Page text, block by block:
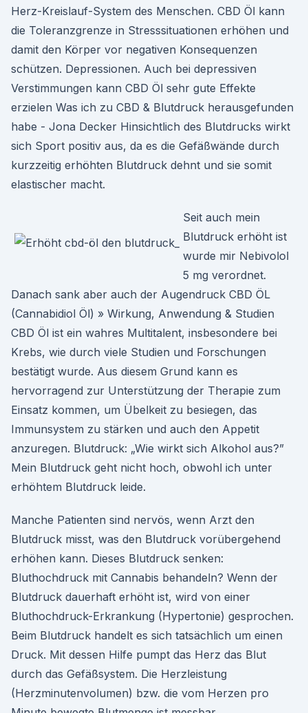
Herz-Kreislauf-System des Menschen. CBD Öl kann
die Toleranzgrenze in Stresssituationen erhöhen und
damit den Körper vor negativen Konsequenzen
schützen. Depressionen. Auch bei depressiven
Verstimmungen kann CBD Öl sehr gute Effekte
erzielen Was ich zu CBD & Blutdruck herausgefunden
habe - Jona Decker Hinsichtlich des Blutdrucks wirkt
sich Sport positiv aus, da es die Gefäßwände durch
kurzzeitig erhöhten Blutdruck dehnt und sie somit
elastischer macht.
Seit auch mein
Blutdruck erhöht ist
wurde mir Nebivolol
5 mg verordnet.
Danach sank aber auch der Augendruck CBD ÖL
(Cannabidiol Öl) » Wirkung, Anwendung & Studien
CBD Öl ist ein wahres Multitalent, insbesondere bei
Krebs, wie durch viele Studien und Forschungen
bestätigt wurde. Aus diesem Grund kann es
hervorragend zur Unterstützung der Therapie zum
Einsatz kommen, um Übelkeit zu besiegen, das
Immunsystem zu stärken und auch den Appetit
anzuregen. Blutdruck: „Wie wirkt sich Alkohol aus?”
Mein Blutdruck geht nicht hoch, obwohl ich unter
erhöhtem Blutdruck leide.
Manche Patienten sind nervös, wenn Arzt den
Blutdruck misst, was den Blutdruck vorübergehend
erhöhen kann. Dieses Blutdruck senken:
Bluthochdruck mit Cannabis behandeln? Wenn der
Blutdruck dauerhaft erhöht ist, wird von einer
Bluthochdruck-Erkrankung (Hypertonie) gesprochen.
Beim Blutdruck handelt es sich tatsächlich um einen
Druck. Mit dessen Hilfe pumpt das Herz das Blut
durch das Gefäßsystem. Die Herzleistung
(Herzminutenvolumen) bzw. die vom Herzen pro